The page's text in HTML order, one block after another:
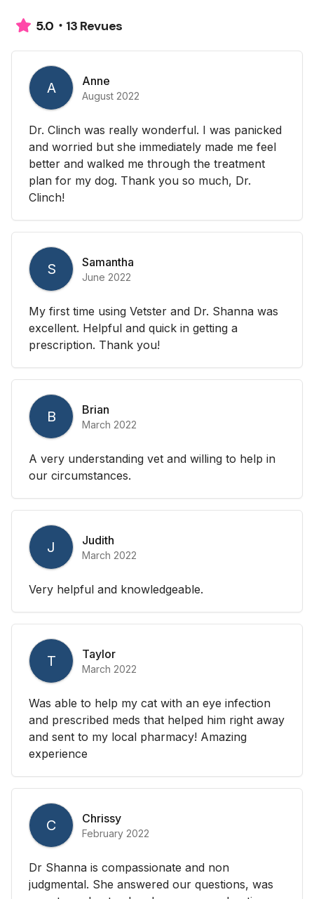
5.0 13 Revues
A Anne
August 2022
Dr. Clinch was really wonderful. I was panicked
and worried but she immediately made me feel
better and walked me through the treatment
plan for my dog. Thank you so much, Dr.
Clinch!
S Samantha
June 2022
My first time using Vetster and Dr. Shanna was
excellent. Helpful and quick in getting a
prescription. Thank you!
B Brian
March 2022
A very understanding vet and willing to help in
our circumstances.
J Judith
March 2022
Very helpful and knowledgeable.
T Taylor
March 2022
Was able to help my cat with an eye infection
and prescribed meds that helped him right away
and sent to my local pharmacy! Amazing
experience
C Chrissy
February 2022
Dr Shanna is compassionate and non
judgmental. She answered our questions, was